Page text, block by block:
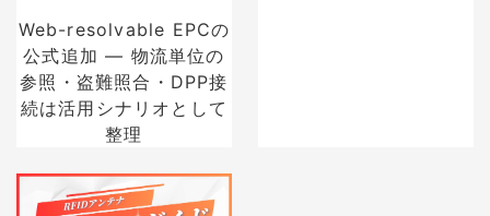
Web-resolvable EPCの
公式追加 — 物流単位の
参照・盗難照合・DPP接
続は活用シナリオとして
整理